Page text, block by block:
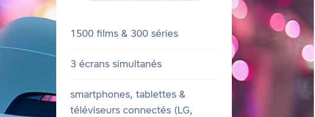
1500 films & 300 séries
3 écrans simultanés
smartphones, tablettes &
téléviseurs connectés (LG,